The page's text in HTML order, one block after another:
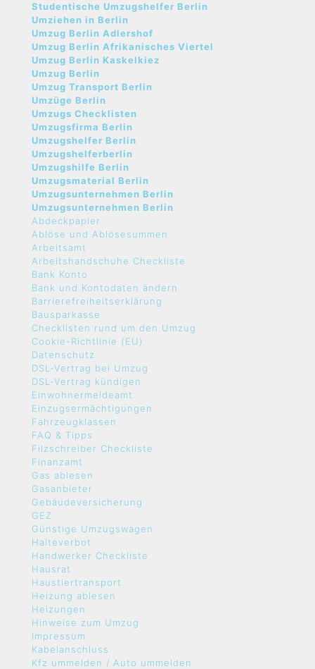
Studentische Umzugshelfer Berlin
Umziehen in Berlin
Umzug Berlin Adlershof
Umzug Berlin Afrikanisches Viertel
Umzug Berlin Kaskelkiez
Umzug Berlin
Umzug Transport Berlin
Umzüge Berlin
Umzugs Checklisten
Umzugsfirma Berlin
Umzugshelfer Berlin
Umzugshelferberlin
Umzugshilfe Berlin
Umzugsmaterial Berlin
Umzugsunternehmen Berlin
Umzugsunternehmen Berlin
Abdeckpapier
Ablöse und Ablösesummen
Arbeitsamt
Arbeitshandschuhe Checkliste
Bank Konto
Bank und Kontodaten ändern
Barrierefreiheitserklärung
Bausparkasse
Checklisten rund um den Umzug
Cookie-Richtlinie (EU)
Datenschutz
DSL-Vertrag bei Umzug
DSL-Vertrag kündigen
Einwohnermeldeamt
Einzugsermächtigungen
Fahrzeugklassen
FAQ & Tipps
Filzschreiber Checkliste
Finanzamt
Gas ablesen
Gasanbieter
Gebäudeversicherung
GEZ
Günstige Umzugswagen
Halteverbot
Handwerker Checkliste
Hausrat
Haustiertransport
Heizung ablesen
Heizungen
Hinweise zum Umzug
Impressum
Kabelanschluss
Kfz ummelden / Auto ummelden